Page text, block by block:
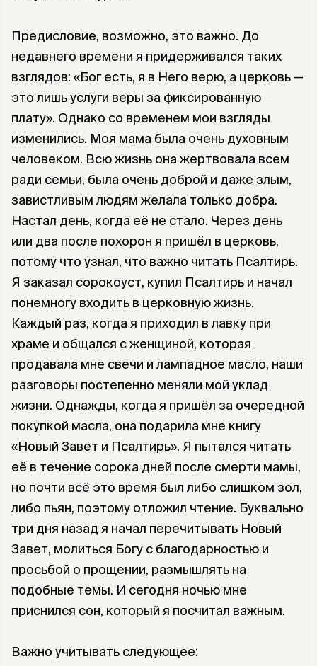
Предисловие, возможно, это важно. До
недавнего времени я придерживался таких
взглядов: «Бог есть, я в Него верю, а церковь —
это лишь услуги веры за фиксированную
плату». Однако со временем мои взгляды
изменились. Моя мама была очень духовным
человеком. Всю жизнь она жертвовала всем
ради семьи, была очень доброй и даже злым,
завистливым людям желала только добра.
Настал день, когда её не стало. Через день
или два после похорон я пришёл в церковь,
потому что узнал, что важно читать Псалтирь.
Я заказал сорокоуст, купил Псалтирь и начал
понемногу входить в церковную жизнь.
Каждый раз, когда я приходил в лавку при
храме и общался с женщиной, которая
продавала мне свечи и лампадное масло, наши
разговоры постепенно меняли мой уклад
жизни. Однажды, когда я пришёл за очередной
покупкой масла, она подарила мне книгу
«Новый Завет и Псалтирь». Я пытался читать
её в течение сорока дней после смерти мамы,
но почти всё это время был либо слишком зол,
либо пьян, поэтому отложил чтение. Буквально
три дня назад я начал перечитывать Новый
Завет, молиться Богу с благодарностью и
просьбой о прощении, размышлять на
подобные темы. И сегодня ночью мне
приснился сон, который я посчитал важным.
Важно учитывать следующее: